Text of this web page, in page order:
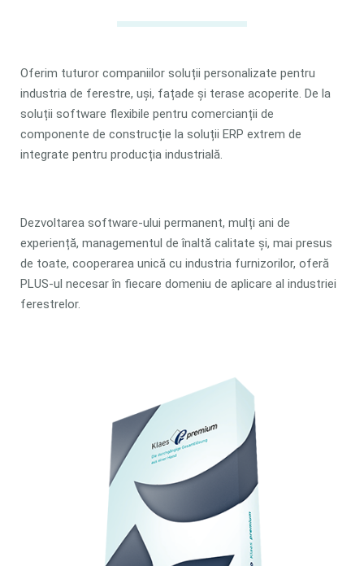
Oferim tuturor companiilor soluții personalizate pentru
industria de ferestre, uși, fațade și terase acoperite. De la
soluții software flexibile pentru comercianții de
componente de construcție la soluții ERP extrem de
integrate pentru producția industrială.
Dezvoltarea software-ului permanent, mulți ani de
experiență, managementul de înaltă calitate și, mai presus
de toate, cooperarea unică cu industria furnizorilor, oferă
PLUS-ul necesar în fiecare domeniu de aplicare al industriei
ferestrelor.